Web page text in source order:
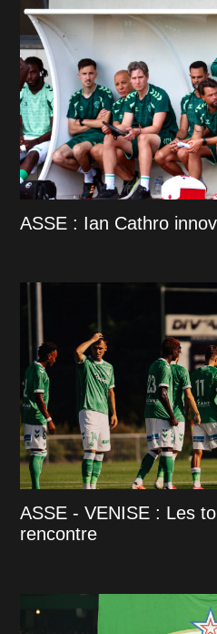
ASSE : Ian Cathro
ASSE - VENISE : Les
rencontre